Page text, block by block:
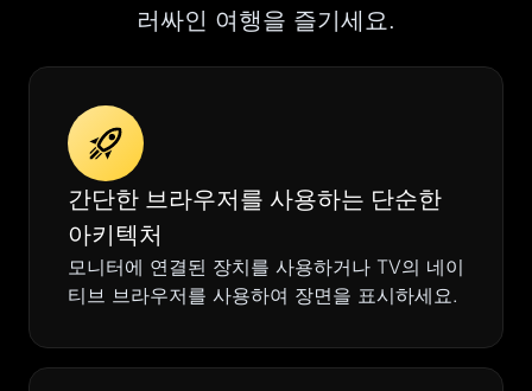
러싸인 여행을 즐기세요.
간단한 브라우저를 사용하는 단순한
아키텍처
모니터에 연결된 장치를 사용하거나 TV의 네이
티브 브라우저를 사용하여 장면을 표시하세요.